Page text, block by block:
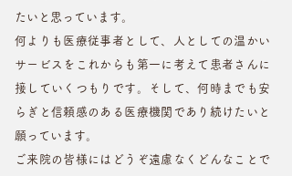
たいと思っています。
何よりも医療従事者として、人としての温かい
サービスをこれからも第一に考えて患者さんに
接していくつもりです。そして、何時までも安
らぎと信頼感のある医療機関であり続けたいと
願っています。
ご来院の皆様にはどうぞ遠慮なくどんなことで